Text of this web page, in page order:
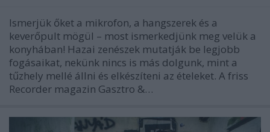
Ismerjük őket a mikrofon, a hangszerek és a
keverőpult mögül – most ismerkedjünk meg velük a
konyhában! Hazai zenészek mutatják be legjobb
fogásaikat, nekünk nincs is más dolgunk, mint a
tűzhely mellé állni és elkészíteni az ételeket. A friss
Recorder magazin Gasztro &…